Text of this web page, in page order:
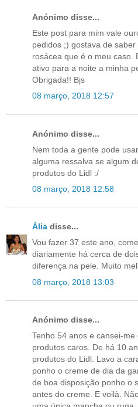
Anónimo disse...
Este post para mim vale
pedidos ;) gostava de
rosácea que é o meu caso.
ativo para a noite a minha
Obrigada!! Bjs
08 março, 2018 12:57
Anónimo disse...
Nem toda a gente pode
alguma ressalva se algum
produtos do Lidl :/
08 março, 2018 12:58
Ália disse...
Vou fazer 37 este ano,
diariamente há cerca de
diferença na pele. Muito
08 março, 2018 13:03
Anónimo disse...
Tenho 54 anos e cansei-
produtos caros. De há 10
produtos do Lidl. Lavo a
ponho o creme de dia da
de boa disposição ponho o
antes do creme. E voilà.